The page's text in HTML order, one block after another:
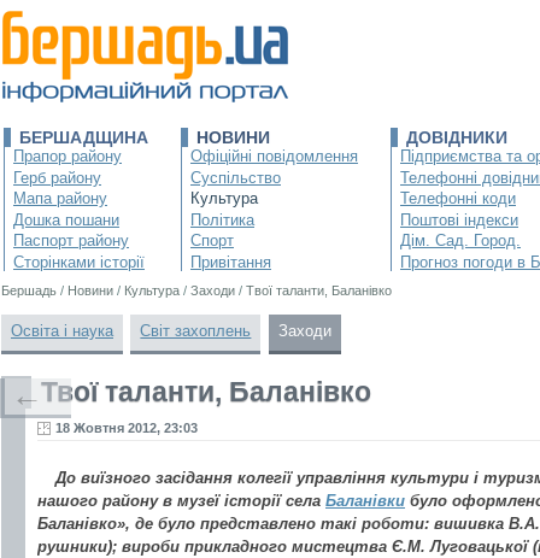
БЕРШАДЩИНА
Прапор району
Герб району
Мапа району
Дошка пошани
Паспорт району
Сторінками історії
НОВИНИ
Офіційні повідомлення
Суспільство
Культура
Політика
Спорт
Привітання
ДОВІДНИКИ
Підприємства та
Телефонні
Телефонні коди
Поштові індекси
Дім. Сад. Город.
Прогноз погоди в
Бершадь / Новини / Культура / Заходи / Твої таланти, Баланівко
Освіта і наука Світ захоплень Заходи
Твої таланти, Баланівко
18 Жовтня 2012, 23:03
До виїзного засідання колегії управління культури і
нашого району в музеї історії села Баланівки було
Баланівко», де було представлено такі роботи: вишивка
рушники); вироби прикладного мистецтва Є.М. Луговацької
←